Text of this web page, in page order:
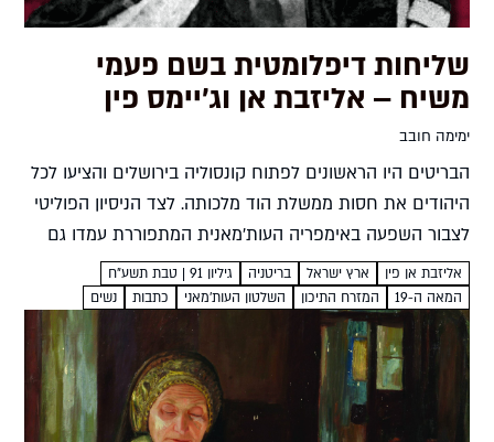
שליחות דיפלומטית בשם פעמי
משיח – אליזבת אן וג'יימס פין
ימימה חובב
הבריטים היו הראשונים לפתוח קונסוליה בירושלים והציעו לכל
היהודים את חסות ממשלת הוד מלכותה. לצד הניסיון הפוליטי
לצבור השפעה באימפריה העות'מאנית המתפוררת עמדו גם
שיקולים אחרים. זיכרונותיה של אליזבת אן פין, אשת הקונסול
ג'יימס פין,...
אליזבת אן פין ארץ ישראל בריטניה
גיליון 91 | טבת תשע"ח
המאה ה-19
המזרח התיכון השלטון העות'מאני כתבות נשים